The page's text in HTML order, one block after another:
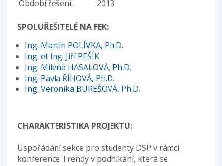
Období řešení:
2013
SPOLUŘEŠITELÉ NA FEK:
Ing. Martin POLÍVKA, Ph.D.
Ing. et Ing. Jiří PEŠÍK
Ing. Milena HASALOVÁ, Ph.D.
Ing. Pavla ŘÍHOVÁ, Ph.D.
Ing. Veronika BUREŠOVÁ, Ph.D.
CHARAKTERISTIKA PROJEKTU:
Uspořádání sekce pro studenty DSP v rámci
konference Trendy v podnikání, která se